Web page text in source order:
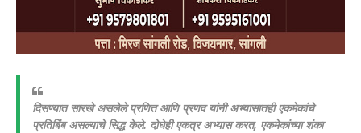
दिसण्यात सारखे असलेले प्रणित आणि प्रणव यांनी अभ्यासातही एकमेकांचे
प्रतिबिंब असल्याचे सिद्ध केले. दोघेही एकत्र अभ्यास करत, एकमेकांच्या शंका